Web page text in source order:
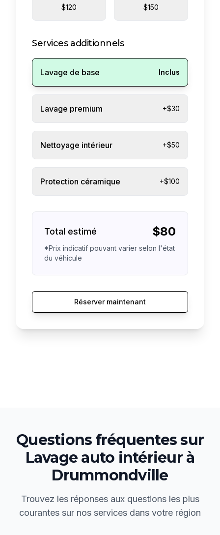
$120 $150
Services additionnels
Lavage de base Inclus
Lavage premium +$30
Nettoyage intérieur +$50
Protection céramique +$100
Total estimé $80
*Prix indicatif pouvant varier selon l'état
du véhicule
Réserver maintenant
Questions fréquentes sur
Lavage auto intérieurà
Drummondville
Trouvez les réponses aux questions les plus
courantes sur nos services dans votre région